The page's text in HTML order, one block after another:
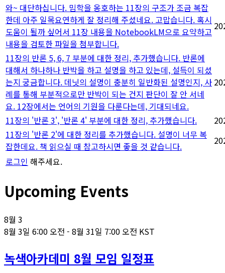
와~ 대단하십니다. 밈학을 옹호하는 11장의 구조가 조금 복잡
한데 아주 일목요연하게 잘 정리해 주셨네요. 고맙습니다. 혹시
도움이 될까 싶어서 11장 내용을 NotebookLM으로 요약하고
내용을 검토한 파일을 첨부합니다.
11장의 반론 5, 6, 7 부분에 대한 정리, 추가했습니다. 반론에
대해서 하나하나 반박을 하고 설명을 하고 있는데, 설득이 되셨
는지 궁금합니다. 데닛의 설명이 충분히 일반화된 설명인지, 사
례를 통해 부분적으로만 반박이 되는 건지 판단이 잘 안 서네
요. 12장에서는 언어의 기원을 다룬다는데, 기대되네요.
11장의 '반론 3', '반론 4' 부분에 대한 정리, 추가했습니다.
11장의 '반론 2'에 대한 정리를 추가했습니다. 설명이 너무 복
잡한데요. 책 읽으실 때 참고하시면 좋을 것 같습니다.
로그인 해주세요.
Upcoming Events
8월 3
8월 3일 6:00 오전 - 8월 31일 7:00 오전 KST
녹색아카데미 8월 모임 일정표